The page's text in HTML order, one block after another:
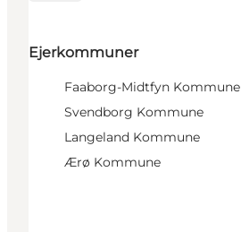
Ejerkommuner
Faaborg-Midtfyn Kommune
Svendborg Kommune
Langeland Kommune
Ærø Kommune